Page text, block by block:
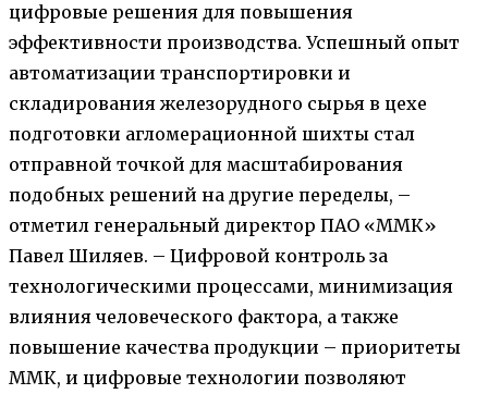
цифровые решения для повышения
эффективности производства. Успешный опыт
автоматизации транспортировки и
складирования железорудного сырья в цехе
подготовки агломерационной шихты стал
отправной точкой для масштабирования
подобных решений на другие переделы, –
отметил генеральный директор ПАО «ММК»
Павел Шиляев. – Цифровой контроль за
технологическими процессами, минимизация
влияния человеческого фактора, а также
повышение качества продукции – приоритеты
ММК, и цифровые технологии позволяют